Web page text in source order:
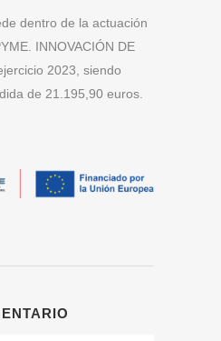
dentro de la actuación
INNOVACIÓN DE
2023, siendo
de 21.195,90 euros.